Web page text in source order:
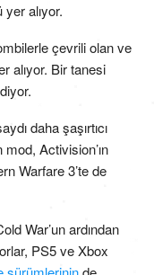
alıyor.
çevrili olan ve
alıyor. Bir tanesi
daha şaşırtıcı
Activision’ın
Warfare 3’te de
War’un ardından
PS5 ve Xbox